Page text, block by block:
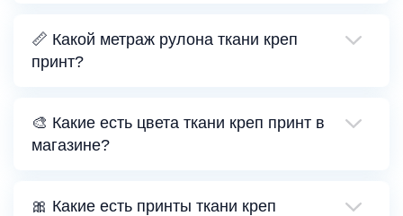
📏 Какой метраж рулона ткани креп
принт?
🎨 Какие есть цвета ткани креп принт в
магазине?
🎀 Какие есть принты ткани креп